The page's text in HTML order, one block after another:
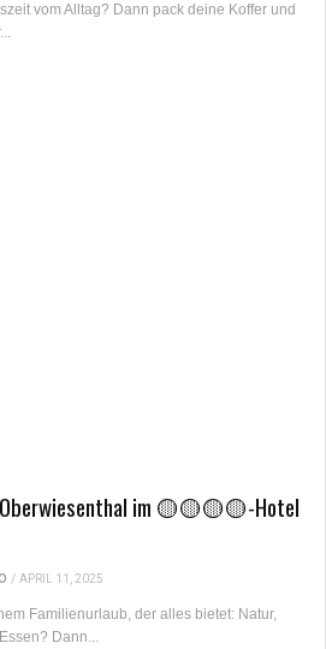
vom Alltag? Dann pack deine Koffer und
im 🟡🟡🟡🟡-Hotel
/ APRIL 11, 2025
Familienurlaub, der alles bietet: Natur,
Dann...